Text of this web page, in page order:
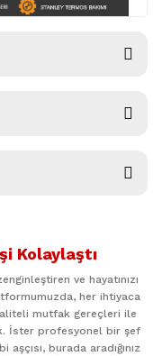
Kolaylaştı
ve hayatınızı
her ihtiyaca
mutfak gereçleri ile
İster profesyonel bir şef
burada aradığınız